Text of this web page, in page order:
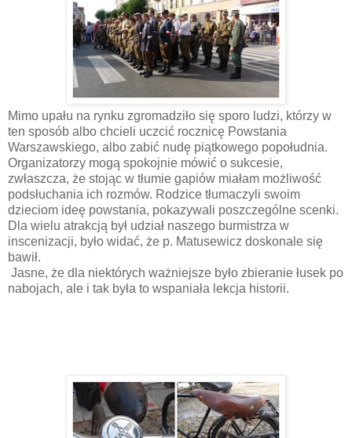
Mimo upału na rynku zgromadziło się sporo ludzi, którzy w
ten sposób albo chcieli uczcić rocznicę Powstania
Warszawskiego, albo zabić nudę piątkowego popołudnia.
Organizatorzy mogą spokojnie mówić o sukcesie,
zwłaszcza, że stojąc w tłumie gapiów miałam możliwość
podsłuchania ich rozmów. Rodzice tłumaczyli swoim
dzieciom ideę powstania, pokazywali poszczególne scenki.
Dla wielu atrakcją był udział naszego burmistrza w
inscenizacji, było widać, że p. Matusewicz doskonale się
bawił.
Jasne, że dla niektórych ważniejsze było zbieranie łusek po
nabojach, ale i tak była to wspaniała lekcja historii.